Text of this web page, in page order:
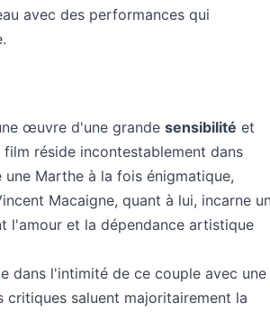
avec des performances qui
œuvre d'une grande sensibilité et
réside incontestablement dans
une Marthe à la fois énigmatique,
Macaigne, quant à lui, incarne
l'amour et la dépendance artistique
dans l'intimité de ce couple avec une
critiques saluent majoritairement la